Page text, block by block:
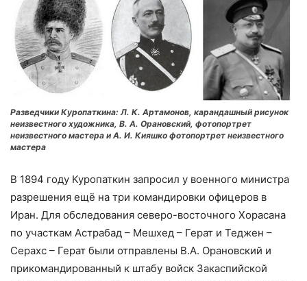
Разведчики Куропаткина: Л. К. Артамонов, карандашный рисунок
неизвестного художника, В. А. Орановский, фотопортрет
неизвестного мастера и А. И. Кияшко фотопортрет неизвестного
мастера
В 1894 году Куропаткин запросил у военного министра
разрешения ещё на три командировки офицеров в
Иран. Для обследования северо-восточного Хорасана
по участкам Астрабад – Мешхед – Герат и Теджен –
Серахс – Герат были отправлены В.А. Орановский и
прикомандированный к штабу войск Закаспийской